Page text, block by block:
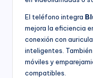
El teléfono integra
mejora la eficiencia
conexión con
inteligentes.
móviles y
compatibles.